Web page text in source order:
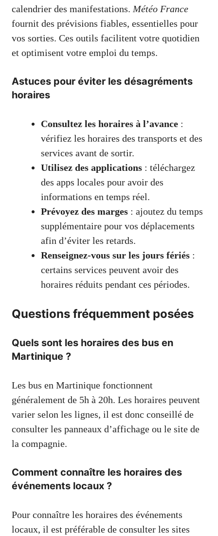
calendrier des manifestations. Météo France
fournit des prévisions fiables, essentielles pour
vos sorties. Ces outils facilitent votre quotidien
et optimisent votre emploi du temps.
Astuces pour éviter les désagréments
horaires
Consultez les horaires à l’avance :
vérifiez les horaires des transports et des
services avant de sortir.
Utilisez des applications : téléchargez
des apps locales pour avoir des
informations en temps réel.
Prévoyez des marges : ajoutez du temps
supplémentaire pour vos déplacements
afin d’éviter les retards.
Renseignez-vous sur les jours fériés :
certains services peuvent avoir des
horaires réduits pendant ces périodes.
Questions fréquemment posées
Quels sont les horaires des bus en
Martinique ?
Les bus en Martinique fonctionnent
généralement de 5h à 20h. Les horaires peuvent
varier selon les lignes, il est donc conseillé de
consulter les panneaux d’affichage ou le site de
la compagnie.
Comment connaître les horaires des
événements locaux ?
Pour connaître les horaires des événements
locaux, il est préférable de consulter les sites